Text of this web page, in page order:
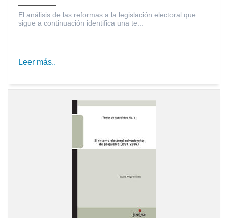
El análisis de las reformas a la legislación electoral que
sigue a continuación identifica una te...
Leer más..